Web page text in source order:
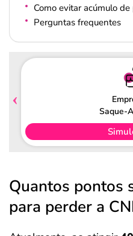
Como evitar acúmulo
Perguntas frequentes
Saque-
Quantos pontos
para perder a